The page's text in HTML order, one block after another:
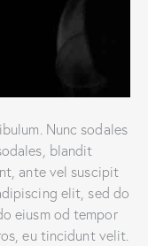
Nunc sodales
blandit
ante vel suscipit
elit, sed do
eiusm od tempor
eu tincidunt velit.